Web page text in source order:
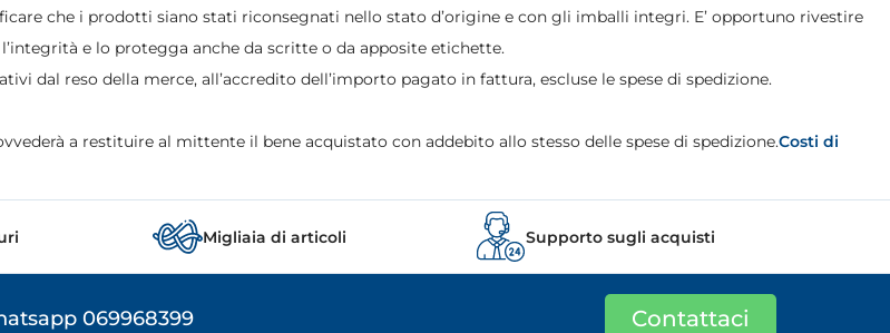
che i prodotti siano stati riconsegnati nello stato d’origine e con gli imballi integri. E’ opportuno rivestire
e lo protegga anche da scritte o da apposite etichette.
dal reso della merce, all’accredito dell’importo pagato in fattura, escluse le spese di spedizione.
a restituire al mittente il bene acquistato con addebito allo stesso delle spese di spedizione.Costi di
Migliaia di articoli Supporto sugli acquisti
069968399 Contattaci